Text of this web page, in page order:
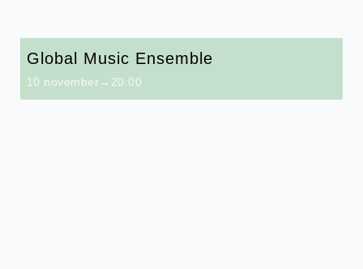
Global Music Ensemble
10 november→20:00